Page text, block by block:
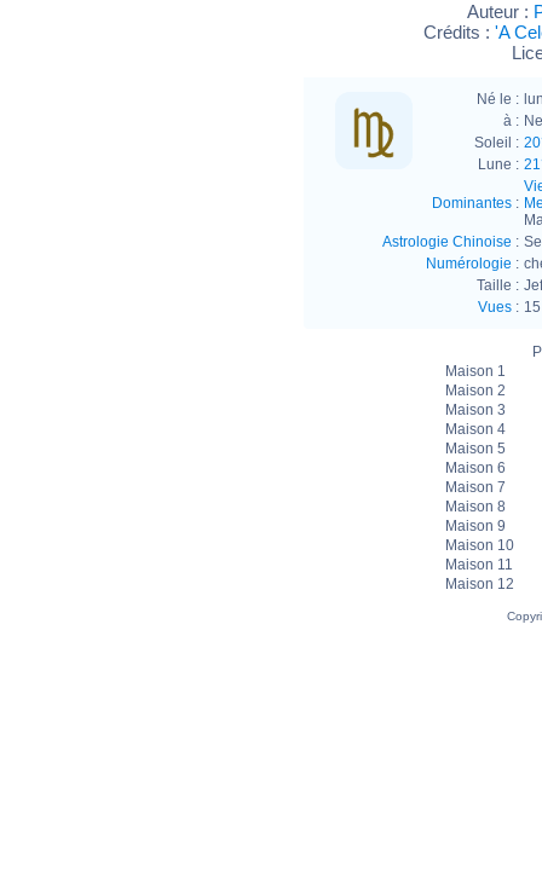
Auteur :
Crédits : 'A
Né le :
à :
Soleil :
Lune :
Dominantes:
Astrologie Chinoise :
Numérologie :
Taille :
Vues:
Maison 1
Maison 2
Maison 3
Maison 4
Maison 5
Maison 6
Maison 7
Maison 8
Maison 9
Maison 10
Maison 11
Maison 12